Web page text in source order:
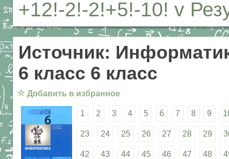
+12!-2!-2!+5!-10! v
Источник:
6 класс 6 класс
☆ Добавить в избранное
1 2 3 4 5 6 7 8 9
23 24 25 26 27 28 29
42 43 44 45 46 47 48